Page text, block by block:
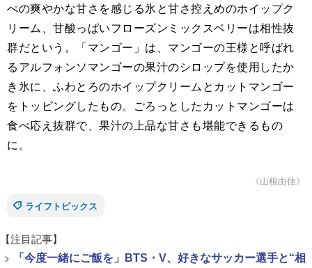
ぺの爽やかな甘さを感じる氷と甘さ控えめのホイップク
リーム、甘酸っぱいフローズンミックスベリーは相性抜
群だという。「マンゴー」は、マンゴーの王様と呼ばれ
るアルフォンソマンゴーの果汁のシロップを使用したか
き氷に、ふわとろのホイップクリームとカットマンゴー
をトッピングしたもの。ごろっとしたカットマンゴーは
食べ応え抜群で、果汁の上品な甘さも堪能できるもの
に。
《山根由佳》
ライフトピックス
【注目記事】
>
「今度一緒にご飯を」BTS・V、好きなサッカー選手と“相